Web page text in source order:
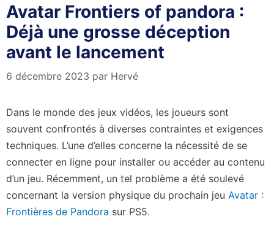
Avatar Frontiers of pandora :
Déjà une grosse déception
avant le lancement
6 décembre 2023 par Hervé
Dans le monde des jeux vidéos, les joueurs sont
souvent confrontés à diverses contraintes et exigences
techniques. L’une d’elles concerne la nécessité de se
connecter en ligne pour installer ou accéder au contenu
d’un jeu. Récemment, un tel problème a été soulevé
concernant la version physique du prochain jeu Avatar :
Frontières de Pandora sur PS5.